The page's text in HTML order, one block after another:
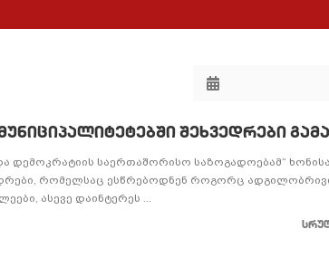
შეხვედრები
დემოკრატიის საერთაშორისო საზოგადოებამ“
რომელსაც ესწრებოდნენ როგორც
ასევე დაინტერეს ...